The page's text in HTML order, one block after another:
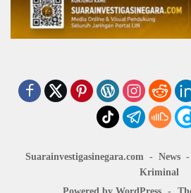
Suarainvestigasinegara.com News
Kriminal